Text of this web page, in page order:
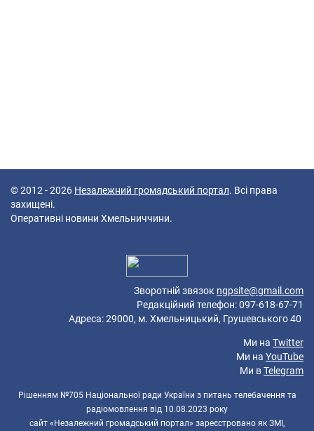
© 2012 - 2026 Незалежний громадський портал. Всі права
захищені.
Оперативні новини Хмельниччини.
Зворотній звязок ngpsite@gmail.com
Редакційний телефон: 097-618-67-71
Адреса: 29000, м. Хмельницький, Грушевського 40
Ми на Twitter
Ми на YouTube
Ми вTelegram
Рішенням №705 Національної ради України з питань телебачення та
радіомовлення від 10.08.2023 року
сайт «Незалежний громадський портал» зареєстровано як ЗМІ,